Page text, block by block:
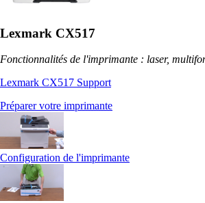
Lexmark CX517
Fonctionnalités de l'imprimante : laser,
Lexmark CX517 Support
Préparer votre imprimante
Configuration de l'imprimante